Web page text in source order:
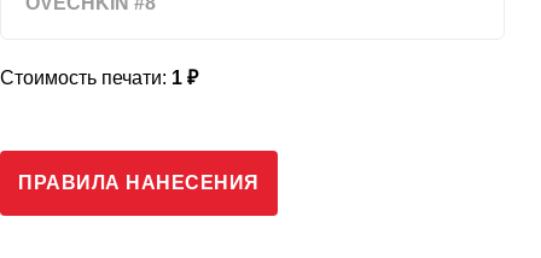
Стоимость печати: 1 ₽
ПРАВИЛА НАНЕСЕНИЯ